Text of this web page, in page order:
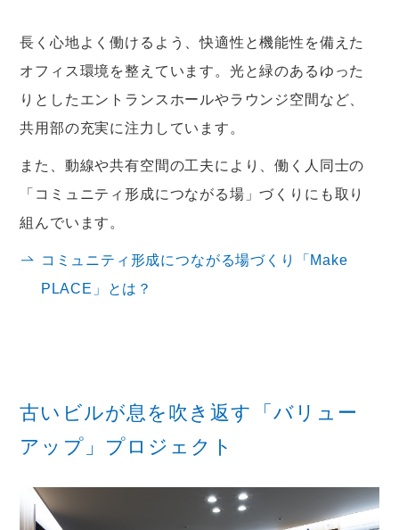
長く心地よく働けるよう、快適性と機能性を備えた
オフィス環境を整えています。光と緑のあるゆった
りとしたエントランスホールやラウンジ空間など、
共用部の充実に注力しています。
また、動線や共有空間の工夫により、働く人同士の
「コミュニティ形成につながる場」づくりにも取り
組んでいます。
コミュニティ形成につながる場づくり「Make
PLACE」とは？
古いビルが息を吹き返す「バリュー
アップ」プロジェクト